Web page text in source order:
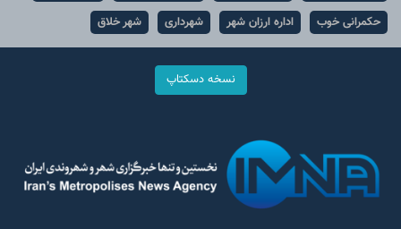
حکمرانی خوب
اداره ارزان شهر شهرداری شهر خلاق
نسخه دسکتاپ